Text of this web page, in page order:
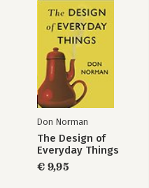
De fontein, vier je
leven
Don Norman
The Design of
Everyday Things
€ 9,95